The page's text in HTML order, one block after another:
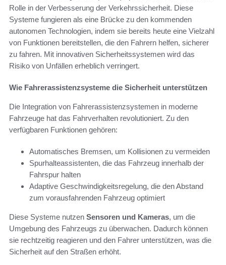
Rolle in der Verbesserung der Verkehrssicherheit. Diese
Systeme fungieren als eine Brücke zu den kommenden
autonomen Technologien, indem sie bereits heute eine Vielzahl
von Funktionen bereitstellen, die den Fahrern helfen, sicherer
zu fahren. Mit innovativen Sicherheitssystemen wird das
Risiko von Unfällen erheblich verringert.
Wie Fahrerassistenzsysteme die Sicherheit unterstützen
Die Integration von Fahrerassistenzsystemen in moderne
Fahrzeuge hat das Fahrverhalten revolutioniert. Zu den
verfügbaren Funktionen gehören:
Automatisches Bremsen, um Kollisionen zu vermeiden
Spurhalteassistenten, die das Fahrzeug innerhalb der
Fahrspur halten
Adaptive Geschwindigkeitsregelung, die den Abstand
zum vorausfahrenden Fahrzeug optimiert
Diese Systeme nutzen Sensoren und Kameras, um die
Umgebung des Fahrzeugs zu überwachen. Dadurch können
sie rechtzeitig reagieren und den Fahrer unterstützen, was die
Sicherheit auf den Straßen erhöht.